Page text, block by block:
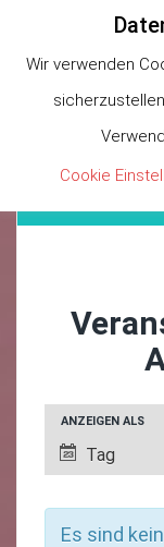
Such-
und
ANZEIGEN ALS
Tag
Es sind
Wir verwenden
Cookie